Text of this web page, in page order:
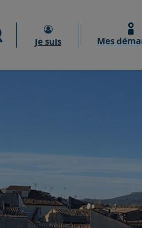
Moteur de recherche
Je suis Mes